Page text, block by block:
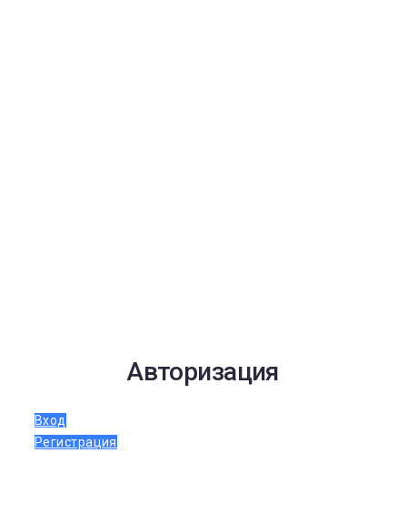
Авторизация
Вход
Регистрация